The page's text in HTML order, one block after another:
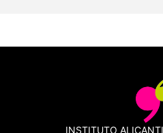
INSTITUTO